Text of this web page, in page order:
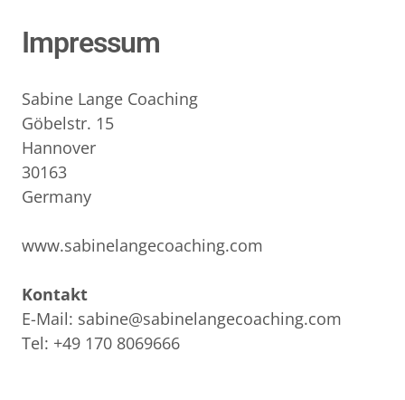
Impressum
Sabine Lange Coaching
Göbelstr. 15
Hannover
30163
Germany
www.sabinelangecoaching.com
E-Mail: sabine@sabinelangecoaching.com
Tel: +49 170 8069666